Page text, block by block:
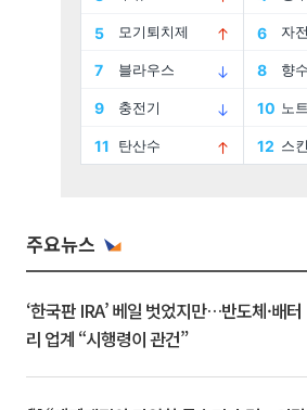
주요뉴스
‘한국판 IRA’ 베일 벗었지만…반도체·배터
리 업계 “시행령이 관건”